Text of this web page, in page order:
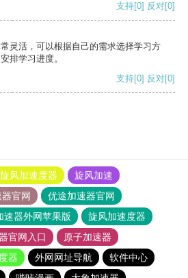
支持[0] 反对[0]
灵活，可以根据自己的需求选择学习方
排学习进度。
支持[0] 反对[0]
旋风加速度器
旋风加速
官网
优途加速器官网
速器外网苹果版
旋风加速度器
官网入口
原子加速器
器 外网网址导航
软件中心